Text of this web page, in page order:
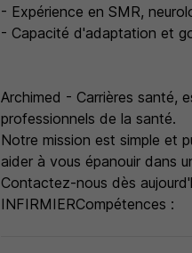
- Expérience en SMR,
- Capacité d'adaptation et
Archimed - Carrières santé,
professionnels de la santé.
Notre mission est simple et
aider à vous épanouir dans
Contactez-nous dès
INFIRMIERCompétences :